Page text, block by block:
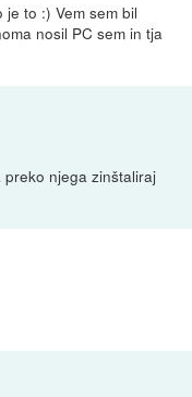
to :) Vem sem bil
nosil PC sem in tja
njega zinštaliraj